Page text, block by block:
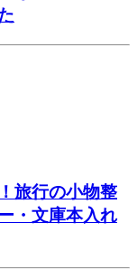
旅行の小物整
・文庫本入れ